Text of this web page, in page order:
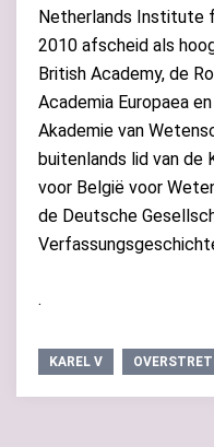
Netherlands Institute
2010 afscheid als
British Academy, de
Academia Europaea
Akademie van
buitenlands lid van de
voor België voor
de Deutsche
.
KAREL V